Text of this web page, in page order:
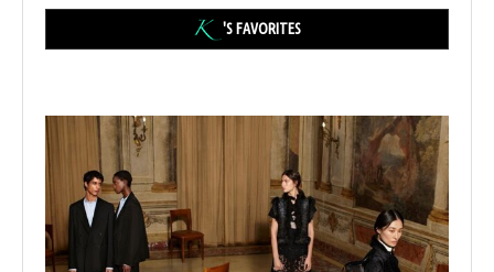
'S FAVORITES